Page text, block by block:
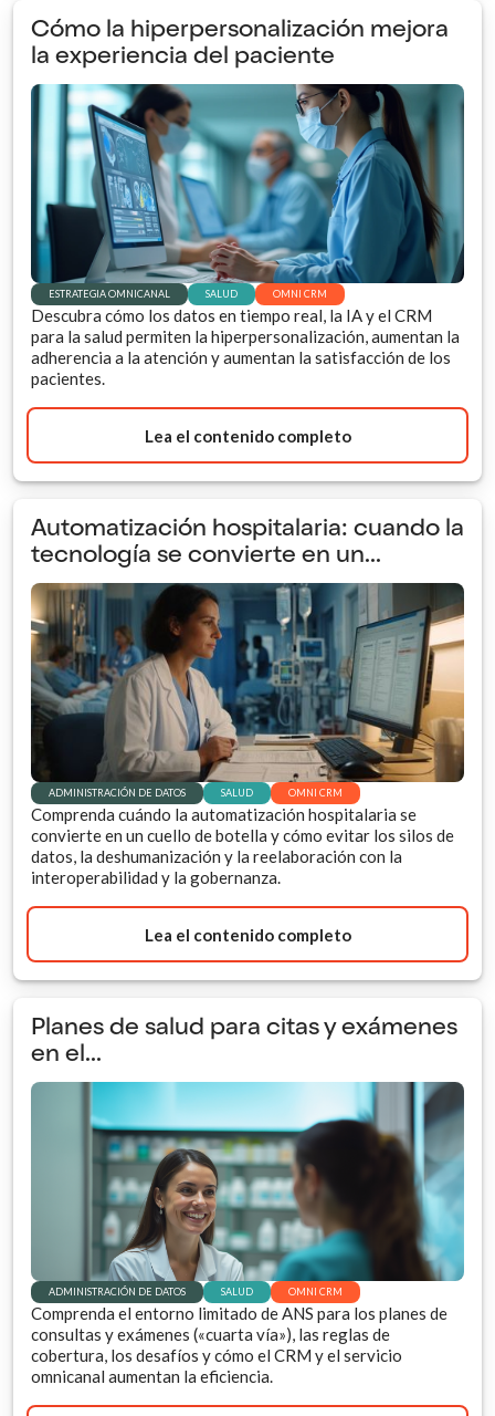
Cómo la hiperpersonalización mejora
la experiencia del paciente
ESTRATEGIA OMNICANAL SALUD OMNI CRM
Descubra cómo los datos en tiempo real, la IA y el CRM
para la salud permiten la hiperpersonalización, aumentan la
adherencia a la atención y aumentan la satisfacción de los
pacientes.
Lea el contenido completo
Automatización hospitalaria: cuando la
tecnología se convierte en un...
ADMINISTRACIÓN DE DATOS SALUD OMNI CRM
Comprenda cuándo la automatización hospitalaria se
convierte en un cuello de botella y cómo evitar los silos de
datos, la deshumanización y la reelaboración con la
interoperabilidad y la gobernanza.
Lea el contenido completo
Planes de salud para citas y exámenes
en el...
ADMINISTRACIÓN DE DATOS SALUD OMNI CRM
Comprenda el entorno limitado de ANS para los planes de
consultas y exámenes («cuarta vía»), las reglas de
cobertura, los desafíos y cómo el CRM y el servicio
omnicanal aumentan la eficiencia.